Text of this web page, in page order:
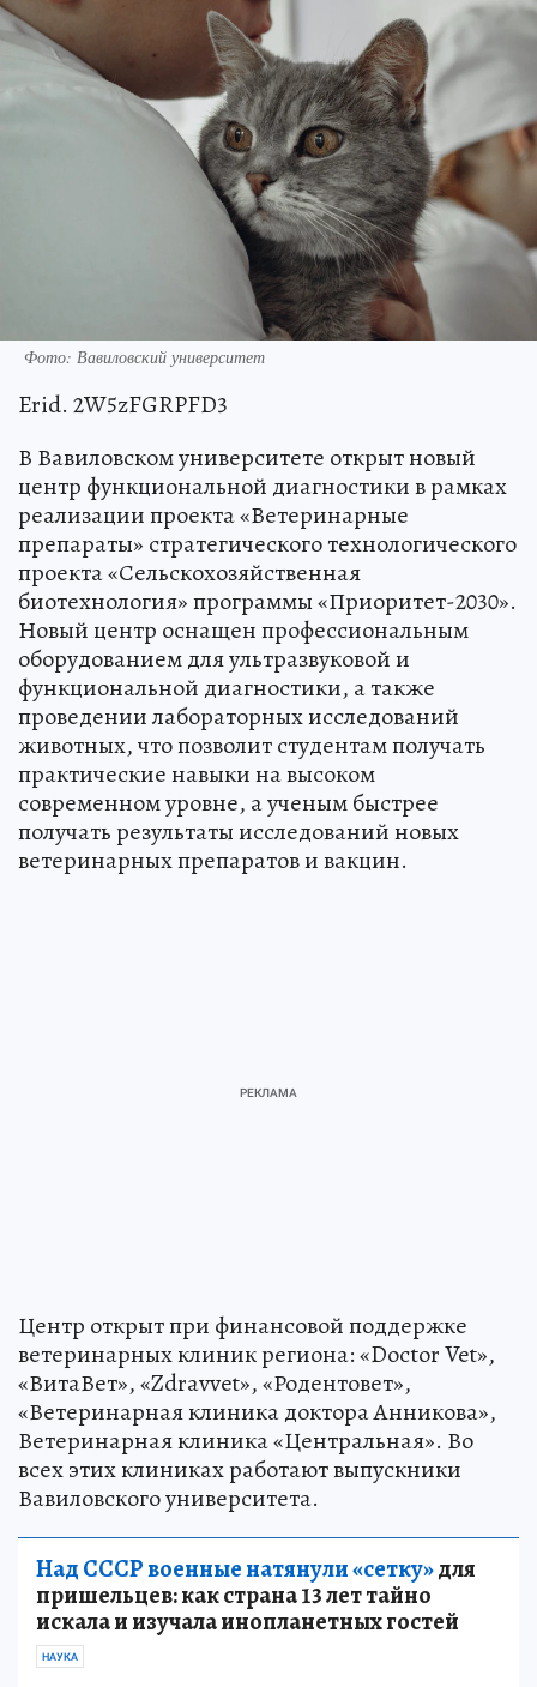
Фото: Вавиловский университет
Erid. 2W5zFGRPFD3
В Вавиловском университете открыт новый
центр функциональной диагностики в рамках
реализации проекта «Ветеринарные
препараты» стратегического технологического
проекта «Сельскохозяйственная
биотехнология» программы «Приоритет-2030».
Новый центр оснащен профессиональным
оборудованием для ультразвуковой и
функциональной диагностики, а также
проведении лабораторных исследований
животных, что позволит студентам получать
практические навыки на высоком
современном уровне, а ученым быстрее
получать результаты исследований новых
ветеринарных препаратов и вакцин.
Центр открыт при финансовой поддержке
ветеринарных клиник региона: «Doctor Vet»,
«ВитаВет», «Zdravvet», «Родентовет»,
«Ветеринарная клиника доктора Анникова»,
Ветеринарная клиника «Центральная». Во
всех этих клиниках работают выпускники
Вавиловского университета.
Над СССР военные натянули «сетку»для
пришельцев: как страна 13 лет тайно
искала и изучала инопланетных гостей
НАУКА